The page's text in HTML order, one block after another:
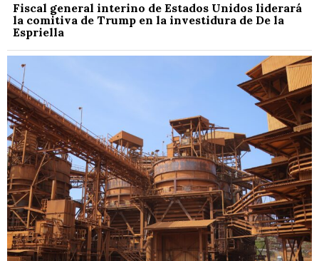
Fiscal general interino de Estados Unidos liderará
la comitiva de Trump en la investidura de De la
Espriella